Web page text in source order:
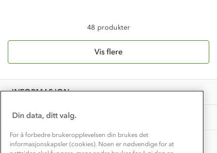
48 produkter
Vis flere
INFORMASJON
Våre butikker
Bedrift, barnehage og SFO
Presse
OM OSS
Samarbeide med oss?
TIPS OG RÅD
Store størrelser
Turmat oppskrifter
Beredskap
Norgesferie 🇳🇴
Få turinspirasjon og tips her⛰
Overnatte utendørs⛺
Leirskole 🥾
Barnehageansatt
Din data, ditt valg.
For å forbedre brukeropplevelsen din brukes det
informasjonskapsler (cookies). Noen er nødvendige for at